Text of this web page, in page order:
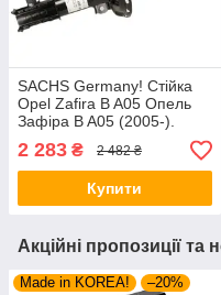
SACHS Germany! Стійка
Opel Zafira B A05 Опель
Зафіра B A05 (2005-).
Передня. Ліва. 313480 ,
339703
2 283 ₴ 2 482 ₴
Купити
Акційні пропозиції та
Made in KOREA!
–20%